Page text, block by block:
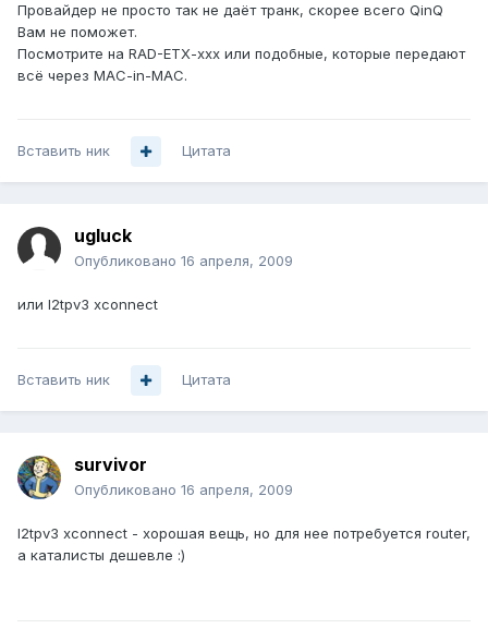
Провайдер не просто так не даёт транк, скорее всего QinQ
Вам не поможет.
Посмотрите на RAD-ETX-xxx или подобные, которые передают
всё через MAC-in-MAC.
Вставить ник Цитата
ugluck
Опубликовано 16 апреля, 2009
или l2tpv3 xconnect
Вставить ник Цитата
survivor
Опубликовано 16 апреля, 2009
l2tpv3 xconnect - хорошая вещь, но для нее потребуется router,
а каталисты дешевле :)